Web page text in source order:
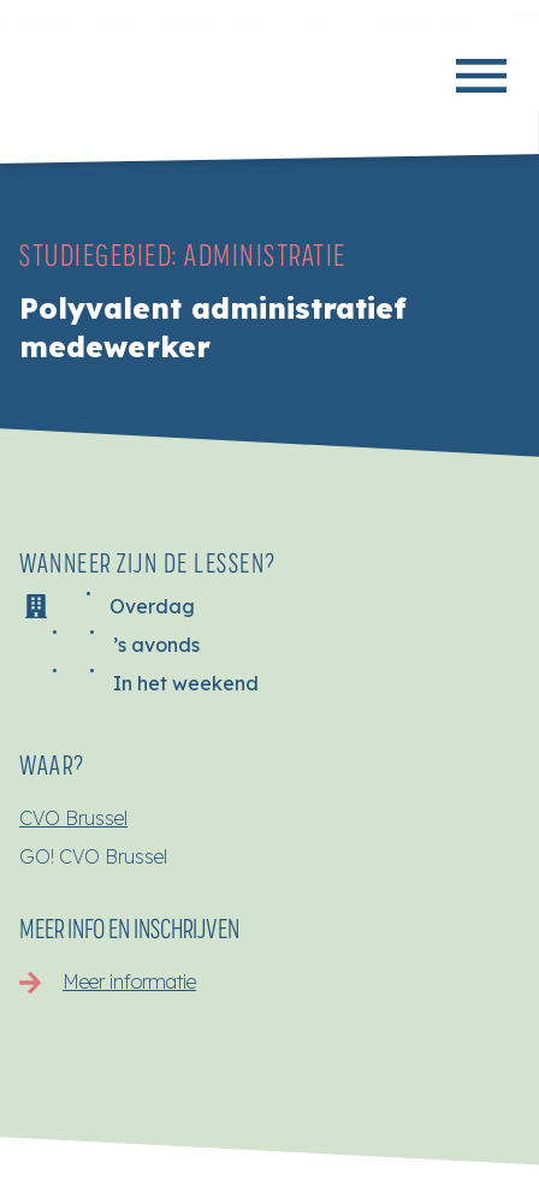
STUDIEGEBIED: ADMINISTRATIE
Polyvalent administratief
medewerker
WANNEER ZIJN DE LESSEN?
Overdag
’s avonds
In het weekend
WAAR?
CVO Brussel
GO! CVO Brussel
MEER INFO EN INSCHRIJVEN
Meer informatie